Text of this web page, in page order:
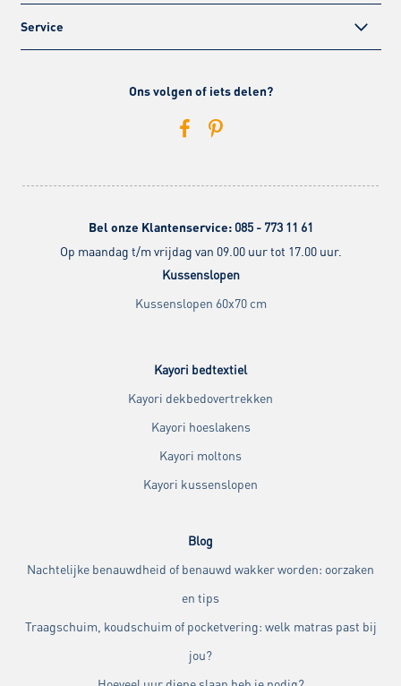
Service
Ons volgen of iets delen?
Bel onze Klantenservice: 085 - 773 11 61
Op maandag t/m vrijdag van 09.00 uur tot 17.00 uur.
Kussenslopen
Kussenslopen 60x70 cm
Kayori bedtextiel
Kayori dekbedovertrekken
Kayori hoeslakens
Kayori moltons
Kayori kussenslopen
Blog
Nachtelijke benauwdheid of benauwd wakker worden: oorzaken
en tips
Traagschuim, koudschuim of pocketvering: welk matras past bij
jou?